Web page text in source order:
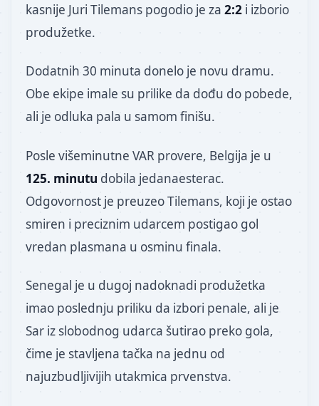
kasnije Juri Tilemans pogodio je za 2:2 i izborio
produžetke.
Dodatnih 30 minuta donelo je novu dramu.
Obe ekipe imale su prilike da dođu do pobede,
ali je odluka pala u samom finišu.
Posle višeminutne VAR provere, Belgija je u
125. minutu dobila jedanaesterac.
Odgovornost je preuzeo Tilemans, koji je ostao
smiren i preciznim udarcem postigao gol
vredan plasmana u osminu finala.
Senegal je u dugoj nadoknadi produžetka
imao poslednju priliku da izbori penale, ali je
Sar iz slobodnog udarca šutirao preko gola,
čime je stavljena tačka na jednu od
najuzbudljivijih utakmica prvenstva.